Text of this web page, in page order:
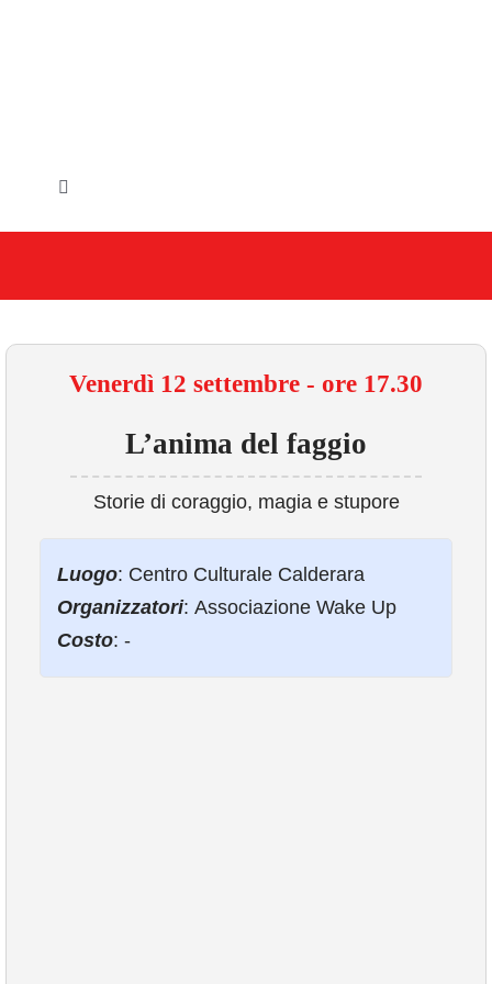
Toggle
IL COMUNE
COMUNICAZIONE
Venerdì 12 settembre - ore 17.30
L’anima del faggio
Storie di coraggio, magia e stupore
Luogo: Centro Culturale Calderara
Organizzatori: Associazione Wake Up
Costo: -